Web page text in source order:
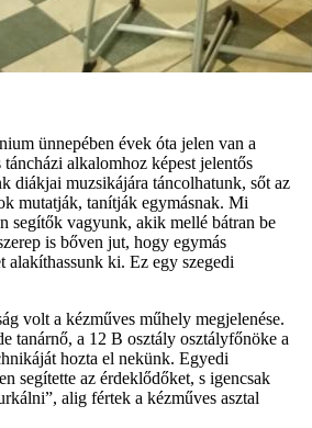
ünnepében évek óta jelen van a
alkalomhoz képest jelentős
diákjai muzsikájára táncolhatunk, sőt az
mutatják, tanítják egymásnak. Mi
segítők vagyunk, akik mellé bátran be
is bőven jut, hogy egymás
alakíthassunk ki. Ez egy szegedi
volt a kézműves műhely megjelenése.
tanárnő, a 12 B osztály osztályfőnöke a
hozta el nekünk. Egyedi
segítette az érdeklődőket, s igencsak
alig fértek a kézműves asztal